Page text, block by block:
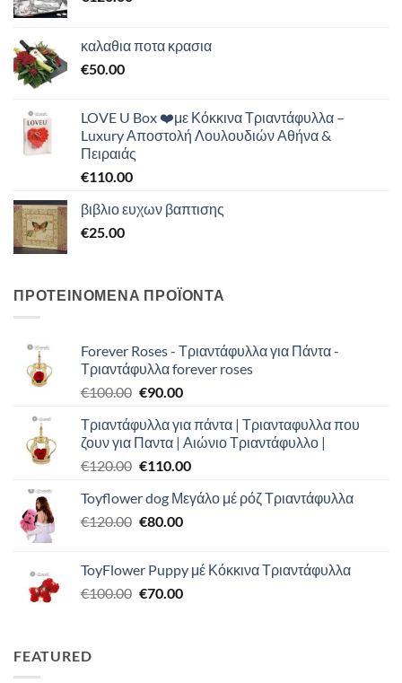
καλαθια ποτα κρασια
€50.00
LOVE U Box ❤️με Κόκκινα Τριαντάφυλλα –
Luxury Αποστολή Λουλουδιών Αθήνα &
Πειραιάς
€110.00
βιβλιο ευχων βαπτισης
€25.00
ΠΡΟΤΕΙΝΟΜΕΝΑ ΠΡΟΪΟΝΤΑ
Forever Roses - Τριαντάφυλλα για Πάντα -
Τριαντάφυλλα forever roses
€100.00 Original
was:
€100.00.
€90.00Η
τιμή
είναι:
€90.00.
Τριαντάφυλλα για πάντα | Τριανταφυλλα που
ζουν για Παντα | Αιώνιο Τριαντάφυλλο |
€120.00 Original
was:
€120.00.
€110.00Η
τιμή
Toyflower dog Μεγάλο μέ ρόζ Τριαντάφυλλα
€120.00 Original
€120.00.
€80.00Η
είναι:
€80.00.
ToyFlower Puppy μέ Κόκκινα Τριαντάφυλλα
€100.00 Original
€70.00Η
FEATURED